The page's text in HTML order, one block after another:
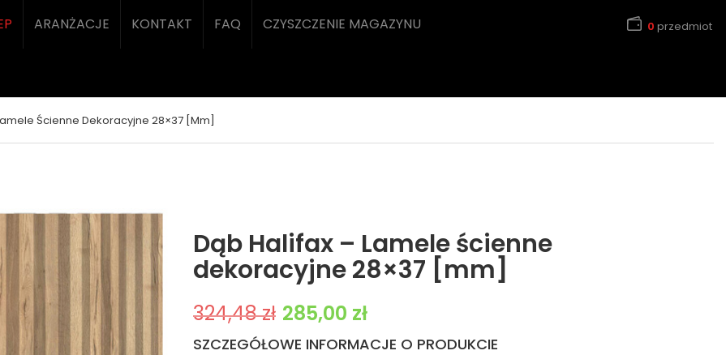
ARANŻACJE KONTAKT FAQ CZYSZCZENIE MAGAZYNU 0 przedmiot
Ścienne Dekoracyjne 28×37 [mm]
Dąb Halifax – Lamele ścienne
dekoracyjne 28×37 [mm]
324,48zł Pierwotna cena wynosiła: 324,48 zł.
285,00 zł
SZCZEGÓŁOWE INFORMACJE O PRODUKCIE